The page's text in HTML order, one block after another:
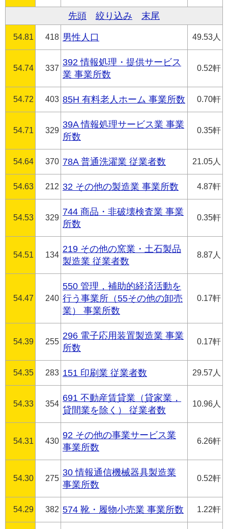
先頭 絞り込み 末尾
54.81 418 男性人口 49.53人
54.74 337
392 情報処理・提供サービス
業 事業所数
0.52軒
54.72 403 85H 有料老人ホーム 事業所数 0.70軒
54.71 329
39A 情報処理サービス業 事業
所数
0.35軒
54.64 370 78A 普通洗濯業 従業者数 21.05人
54.63 212 32 その他の製造業 事業所数 4.87軒
54.53 329
744 商品・非破壊検査業 事業
所数
0.35軒
54.51 134
219 その他の窯業・土石製品
製造業 従業者数
8.87人
54.47 240
550 管理，補助的経済活動を
行う事業所（55その他の卸売
業） 事業所数
0.17軒
54.39 255
296 電子応用装置製造業 事業
所数
0.17軒
54.35 283 151 印刷業 従業者数 29.57人
54.33 354
691 不動産賃貸業（貸家業，
貸間業を除く） 従業者数
10.96人
54.31 430
92 その他の事業サービス業
事業所数
6.26軒
54.30 275
30 情報通信機械器具製造業
事業所数
0.52軒
54.29 382 574 靴・履物小売業 事業所数 1.22軒